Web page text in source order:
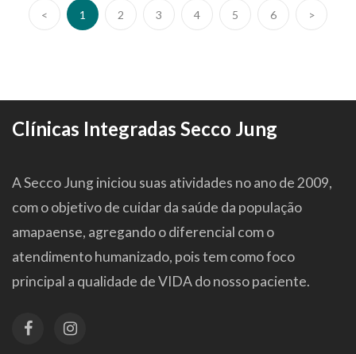
< 1 2 3 4 5 6 >
Clínicas Integradas Secco Jung
A Secco Jung iniciou suas atividades no ano de 2009,
com o objetivo de cuidar da saúde da população
amapaense, agregando o diferencial com o
atendimento humanizado, pois tem como foco
principal a qualidade de VIDA do nosso paciente.